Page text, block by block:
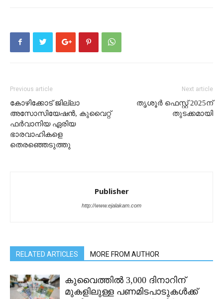
Previous article
കോഴിക്കോട് ജില്ലാ
അസോസിയേഷന്‍, കുവൈറ്റ്‌‌
ഫർവാനിയ ഏരിയ
ഭാരവാഹികളെ
തെരഞ്ഞെടുത്തു
Next article
തൃശൂർ ഫെസ്റ്റ് 2025ന്
തുടക്കമായി
Publisher
http://www.ejalakam.com
RELATED ARTICLES MORE FROM AUTHOR
കുവൈത്തിൽ 3,000 ദിനാറിന്
മുകളിലുള്ള പണമിടപാടുകൾക്ക്